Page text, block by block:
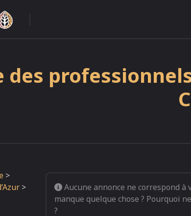
des
>
>
Aucune annonce ne correspond à
manque quelque chose ? Pourquoi
?